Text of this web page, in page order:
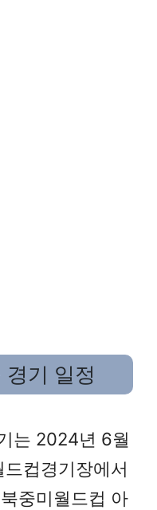
기 일정
는 2024년 6월
컵경기장에서
중미월드컵 아